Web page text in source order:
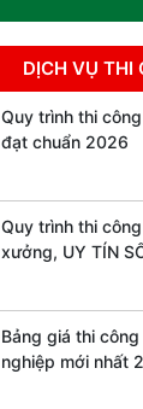
DỊCH VỤ THI
Quy trình thi
đạt chuẩn 2026
Quy trình thi
xưởng, UY TÍN
Bảng giá thi
nghiệp mới nhất